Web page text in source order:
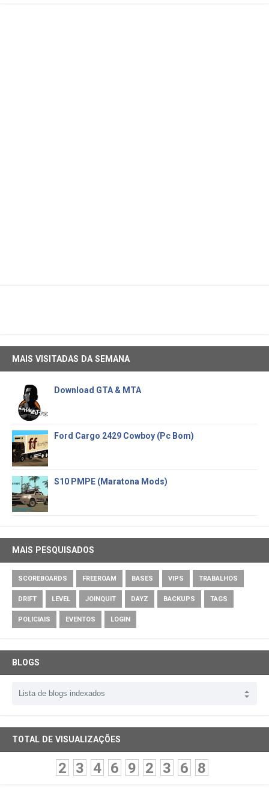
MAIS VISITADAS DA SEMANA
Download GTA & MTA
Ford Cargo 2429 Cowboy (Pc Bom)
S10 PMPE (Maratona Mods)
MAIS PESQUISADOS
SCOREBOARDS FREEROAM BASES VIPS TRABALHOS
DRIFT LEVEL JOINQUIT DAYZ BACKUPS TAGS
POLICIAIS EVENTOS LOGIN
BLOGS
TOTAL DE VISUALIZAÇÕES
2 3 4 6 9 2 3 6 8